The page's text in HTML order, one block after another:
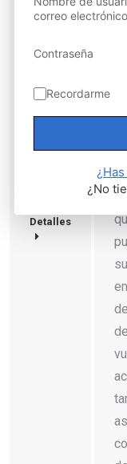
nuestra
Belén
en el
profesional
Detalles
o
de
correo electrónico
Contraseña
Recordarme
¿No